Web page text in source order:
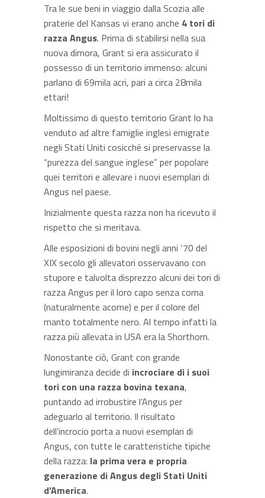
Tra le sue beni in viaggio dalla Scozia alle
praterie del Kansas vi erano anche 4 tori di
razza Angus. Prima di stabilirsi nella sua
nuova dimora, Grant si era assicurato il
possesso di un territorio immenso: alcuni
parlano di 69mila acri, pari a circa 28mila
ettari!
Moltissimo di questo territorio Grant lo ha
venduto ad altre famiglie inglesi emigrate
negli Stati Uniti cosicché si preservasse la
“purezza del sangue inglese” per popolare
quei territori e allevare i nuovi esemplari di
Angus nel paese.
Inizialmente questa razza non ha ricevuto il
rispetto che si meritava.
Alle esposizioni di bovini negli anni ‘70 del
XIX secolo gli allevatori osservavano con
stupore e talvolta disprezzo alcuni dei tori di
razza Angus per il loro capo senza corna
(naturalmente acorne) e per il colore del
manto totalmente nero. Al tempo infatti la
razza più allevata in USA era la Shorthorn.
Nonostante ciò, Grant con grande
lungimiranza decide di incrociare di i suoi
tori con una razza bovina texana,
puntando ad irrobustire l’Angus per
adeguarlo al territorio. Il risultato
dell’incrocio porta a nuovi esemplari di
Angus, con tutte le caratteristiche tipiche
della razza: la prima vera e propria
generazione di Angus degli Stati Uniti
d’America.